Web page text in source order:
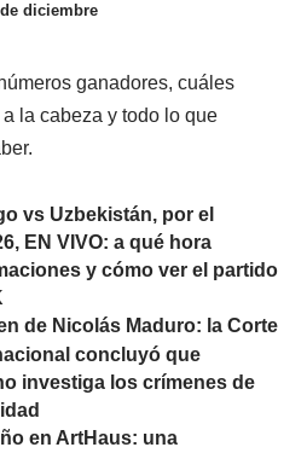
diciembre
ganadores, cuáles
la cabeza y todo lo que
vs Uzbekistán, por el
EN VIVO: a qué hora
y cómo ver el partido
de Nicolás Maduro: la Corte
concluyó que
investiga los crímenes de
en ArtHaus: una